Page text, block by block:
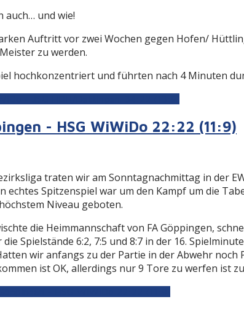
auch… und wie!
Auftritt vor zwei Wochen gegen Hofen/
zu werden.
hochkonzentriert und führten nach 4 Minuten
- HSG WiWiDo 22:22 (11:9)
traten wir am Sonntagnachmittag in der
echtes Spitzenspiel war um den Kampf um die
Niveau geboten.
die Heimmannschaft von FA Göppingen,
Spielstände 6:2, 7:5 und 8:7 in der 16.
wir anfangs zu der Partie in der Abwehr
ist OK, allerdings nur 9 Tore zu werfen ist